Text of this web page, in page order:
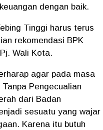
dengan baik.
Tinggi harus terus
rekomendasi BPK
Wali Kota.
agar pada masa
Pengecualian
dari Badan
sesuatu yang wajar
Karena itu butuh